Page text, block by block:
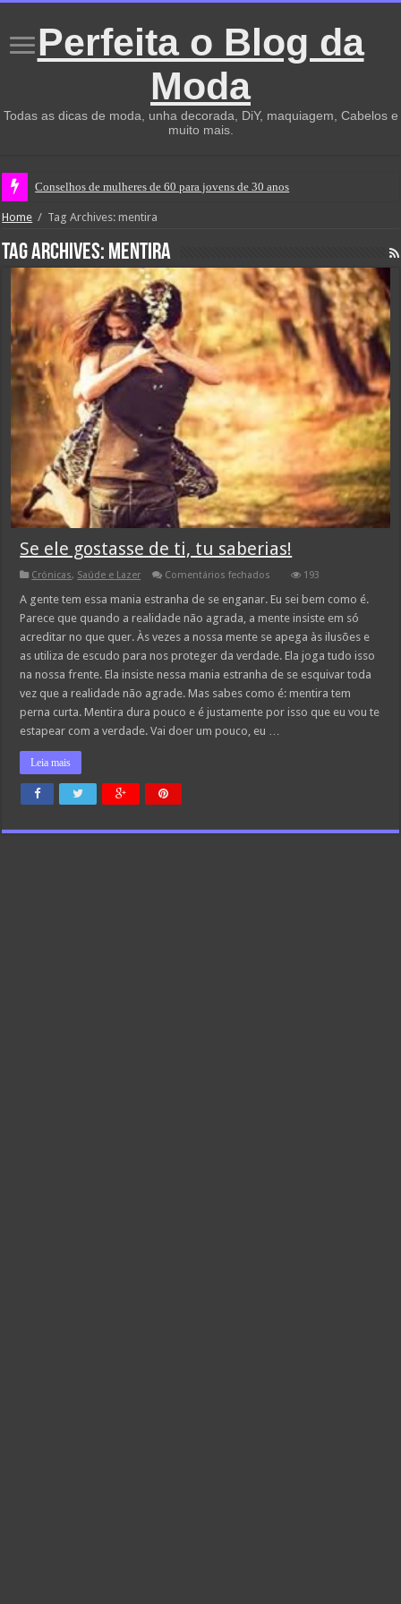
Perfeita o Blog da
Moda
Todas as dicas de moda, unha decorada, DiY, maquiagem, Cabelos e
muito mais.
Conselhos de mulheres de 60 para jovens de 30 anos
Home / Tag Archives: mentira
Tag Archives: mentira
Se ele gostasse de ti, tu saberias!
Crónicas, Saúde e Lazer Comentários fechados
ele
de
ti,
tu
saberias!
193
A gente tem essa mania estranha de se enganar. Eu sei bem como é.
Parece que quando a realidade não agrada, a mente insiste em só
acreditar no que quer. Às vezes a nossa mente se apega às ilusões e
as utiliza de escudo para nos proteger da verdade. Ela joga tudo isso
na nossa frente. Ela insiste nessa mania estranha de se esquivar toda
vez que a realidade não agrade. Mas sabes como é: mentira tem
perna curta. Mentira dura pouco e é justamente por isso que eu vou te
estapear com a verdade. Vai doer um pouco, eu …
Leia mais